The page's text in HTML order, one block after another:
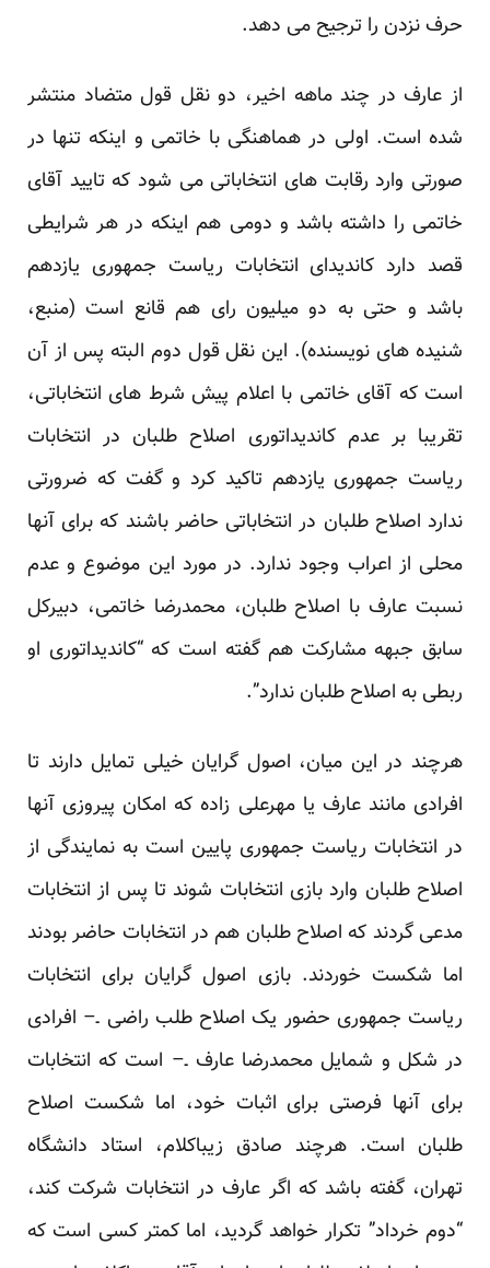
حرف نزدن را ترجیح می دهد.
از عارف در چند ماهه اخیر، دو نقل قول متضاد منتشر
شده است. اولی در هماهنگی با خاتمی و اینکه تنها در
صورتی وارد رقابت های انتخاباتی می شود که تایید آقای
خاتمی را داشته باشد و دومی هم اینکه در هر شرایطی
قصد دارد کاندیدای انتخابات ریاست جمهوری یازدهم
باشد و حتی به دو میلیون رای هم قانع است (منبع،
شنیده های نویسنده). این نقل قول دوم البته پس از آن
است که آقای خاتمی با اعلام پیش شرط های انتخاباتی،
تقریبا بر عدم کاندیداتوری اصلاح طلبان در انتخابات
ریاست جمهوری یازدهم تاکید کرد و گفت که ضرورتی
ندارد اصلاح طلبان در انتخاباتی حاضر باشند که برای آنها
محلی از اعراب وجود ندارد. در مورد این موضوع و عدم
نسبت عارف با اصلاح طلبان، محمدرضا خاتمی، دبیرکل
سابق جبهه مشارکت هم گفته است که “کاندیداتوری او
ربطی به اصلاح طلبان ندارد”.
هرچند در این میان، اصول گرایان خیلی تمایل دارند تا
افرادی مانند عارف یا مهرعلی زاده که امکان پیروزی آنها
در انتخابات ریاست جمهوری پایین است به نمایندگی از
اصلاح طلبان وارد بازی انتخابات شوند تا پس از انتخابات
مدعی گردند که اصلاح طلبان هم در انتخابات حاضر بودند
اما شکست خوردند. بازی اصول گرایان برای انتخابات
ریاست جمهوری حضور یک اصلاح طلب راضی ـ– افرادی
در شکل و شمایل محمدرضا عارف ـ– است که انتخابات
برای آنها فرصتی برای اثبات خود، اما شکست اصلاح
طلبان است. هرچند صادق زیباکلام، استاد دانشگاه
تهران، گفته باشد که اگر عارف در انتخابات شرکت کند،
“دوم خرداد” تکرار خواهد گردید، اما کمتر کسی است که